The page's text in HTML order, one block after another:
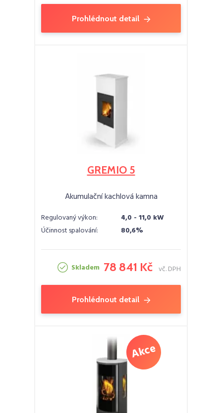
Prohlédnout detail
GREMIO 5
Akumulační kachlová kamna
Regulovaný výkon:
4,0 - 11,0 kW
Účinnost spalování:
80,6%
Skladem 78 841 Kč vč. DPH
Prohlédnout detail